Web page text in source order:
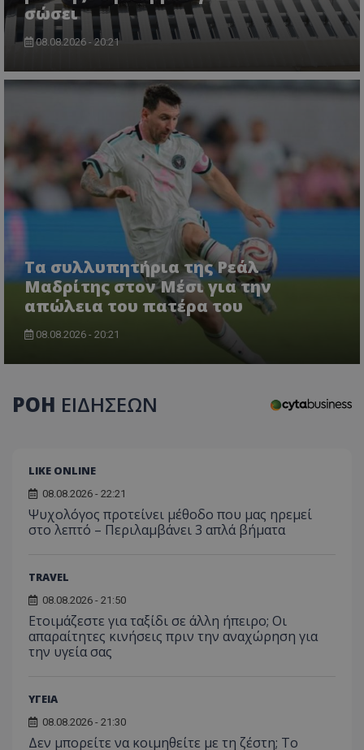
σώσει
08.08.2026 - 20:21
Τα συλλυπητήρια της Ρεάλ
Μαδρίτης στον Μέσι για την
απώλεια του πατέρα του
08.08.2026 - 20:21
ΡΟΗ ΕΙΔΗΣΕΩΝ
LIKE ONLINE
08.08.2026 - 22:21
Ψυχολόγος προτείνει μέθοδο που μας ηρεμεί
στο λεπτό – Περιλαμβάνει 3 απλά βήματα
TRAVEL
08.08.2026 - 21:50
Ετοιμάζεστε για ταξίδι σε άλλη ήπειρο; Οι
απαραίτητες κινήσεις πριν την αναχώρηση για
την υγεία σας
ΥΓΕΙΑ
08.08.2026 - 21:30
Δεν μπορείτε να κοιμηθείτε με τη ζέστη; Το